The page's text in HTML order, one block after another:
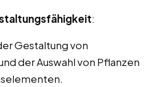
:
Gestaltung von
der Auswahl von Pflanzen